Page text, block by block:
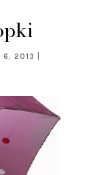
6, 2013